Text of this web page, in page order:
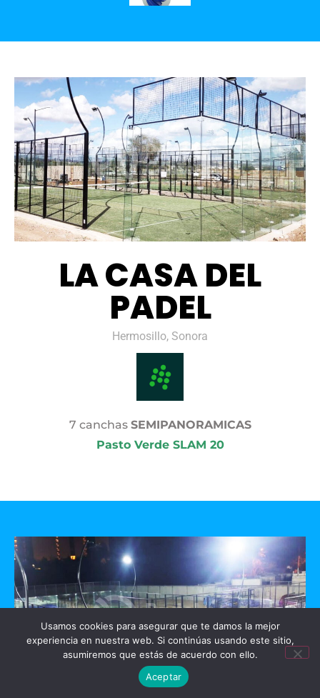
LA CASA DEL
PADEL
Hermosillo, Sonora
7 canchas SEMIPANORAMICAS
Pasto Verde SLAM 20
Usamos cookies para asegurar que te damos la mejor
experiencia en nuestra web. Si continúas usando este sitio,
asumiremos que estás de acuerdo con ello.
Aceptar